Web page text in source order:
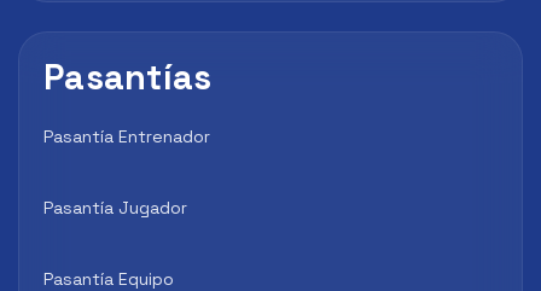
Pasantías
Pasantía Entrenador
Pasantía Jugador
Pasantía Equipo